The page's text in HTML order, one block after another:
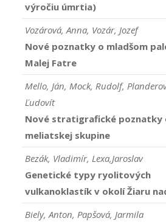
výročiu úmrtia)
Vozárová, Anna, Vozár, Jozef
Nové poznatky o mladšom
Malej Fatre
Mello, Ján, Mock, Rudolf,
Ľudovít
Nové stratigrafické poznatky
meliatskej skupine
Bezák, Vladimír, Lexa,Jaroslav
Genetické typy ryolitových
vulkanoklastík v okolí Žiaru
Biely, Anton, Papšová, Jarmila